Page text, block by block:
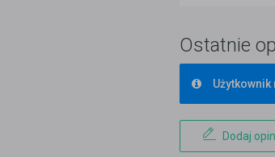
Ostatnie
Dodaj